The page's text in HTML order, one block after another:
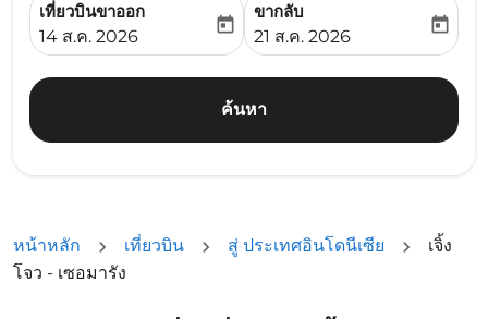
เที่ยวบินขาออก
fc-booking-departure-date-aria-label
14 ส.ค. 2026
today
ขากลับ
fc-booking-return-date-
21 ส.ค. 2026
today
ค้นหา
หน้าหลัก เที่ยวบิน สู่ ประเทศอินโดนีเซีย
เจิ้ง
โจว - เซอมารัง